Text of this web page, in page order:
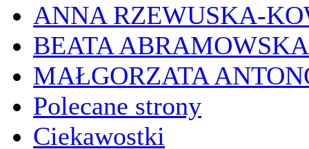
ANNA RZEWUSKA-
BEATA ABRAMOWSKA
MAŁGORZATA
Polecane strony
Ciekawostki